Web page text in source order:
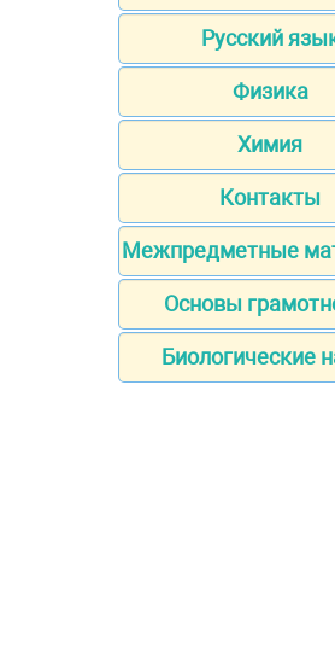
Русский
Физика
Химия
Контакты
Межпредметные
Основы
Биологические